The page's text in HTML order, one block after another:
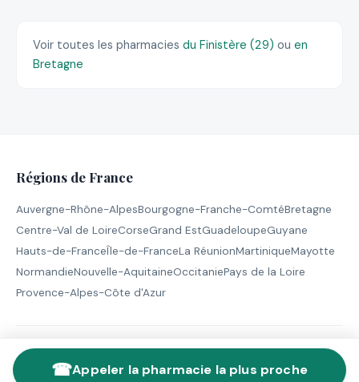
☎Appeler la pharmacie la plus proche
Voir toutes les pharmacies du Finistère (29) ou en
Bretagne
Régions de France
Auvergne-Rhône-AlpesBourgogne-Franche-ComtéBretagne
Centre-Val de LoireCorseGrand EstGuadeloupeGuyane
Hauts-de-FranceÎle-de-FranceLa RéunionMartiniqueMayotte
NormandieNouvelle-AquitaineOccitaniePays de la Loire
Provence-Alpes-Côte d'Azur
© 2026 Pharmacie de Garde - Tous droits réservés |Mentions
légales